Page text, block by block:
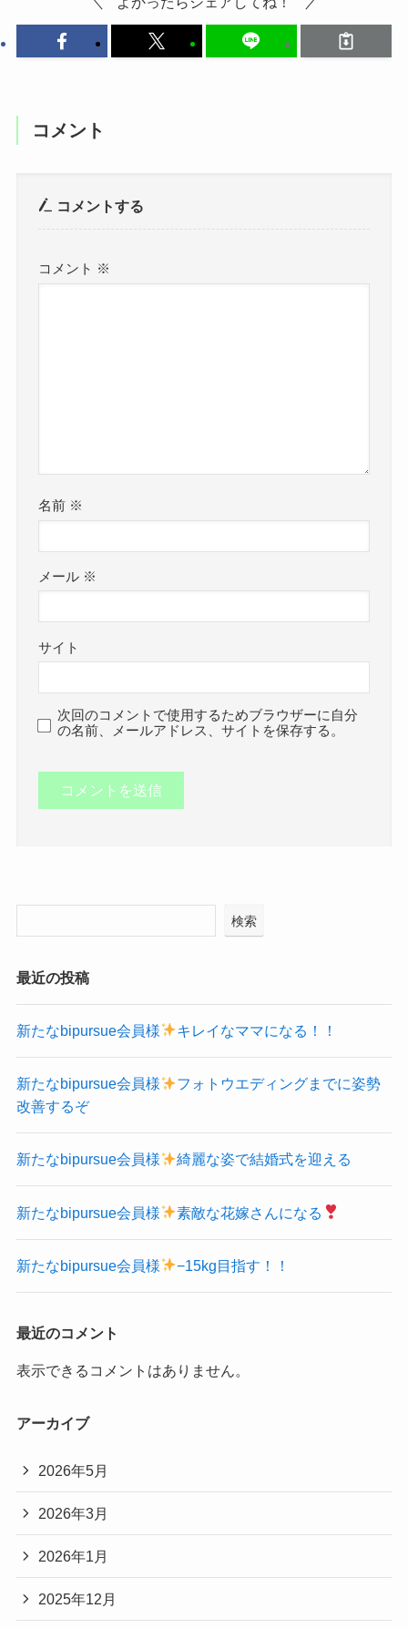
コメント
コメントする
コメント ※
名前 ※
メール ※
サイト
次回のコメントで使用するためブラウザーに自分
の名前、メールアドレス、サイトを保存する。
検索
最近の投稿
新たなbipursue会員様 キレイなママになる！！
新たなbipursue会員様
フォトウエディングまでに姿勢
改善するぞ
新たなbipursue会員様 綺麗な姿で結婚式を迎える
新たなbipursue会員様 素敵な花嫁さんになる
新たなbipursue会員様 −15kg目指す！！
最近のコメント
表示できるコメントはありません。
アーカイブ
2026年5月
2026年3月
2026年1月
2025年12月